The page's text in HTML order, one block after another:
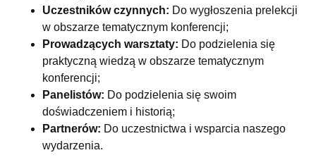
Uczestników czynnych: Do wygłoszenia prelekcji
w obszarze tematycznym konferencji;
Prowadzących warsztaty: Do podzielenia się
praktyczną wiedzą w obszarze tematycznym
konferencji;
Panelistów: Do podzielenia się swoim
doświadczeniem i historią;
Partnerów: Do uczestnictwa i wsparcia naszego
wydarzenia.